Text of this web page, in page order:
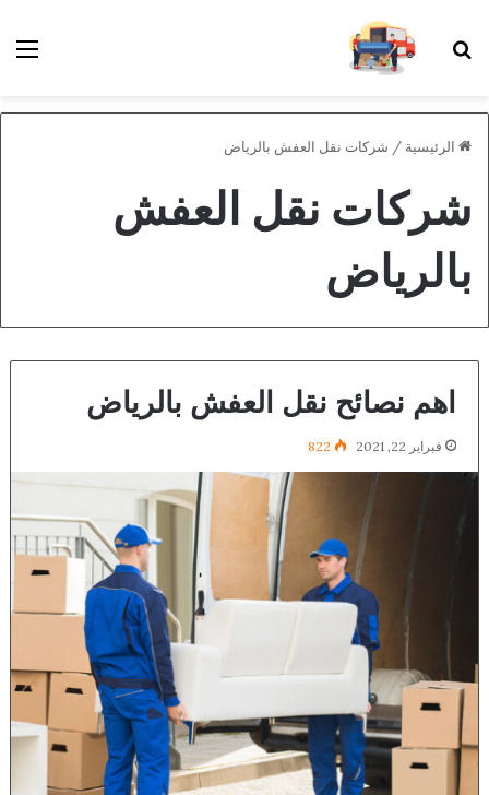
بحث عن
الرئيسية / شركات نقل العفش بالرياض
شركات نقل العفش
بالرياض
اهم نصائح نقل العفش بالرياض
فبراير 22, 2021 822